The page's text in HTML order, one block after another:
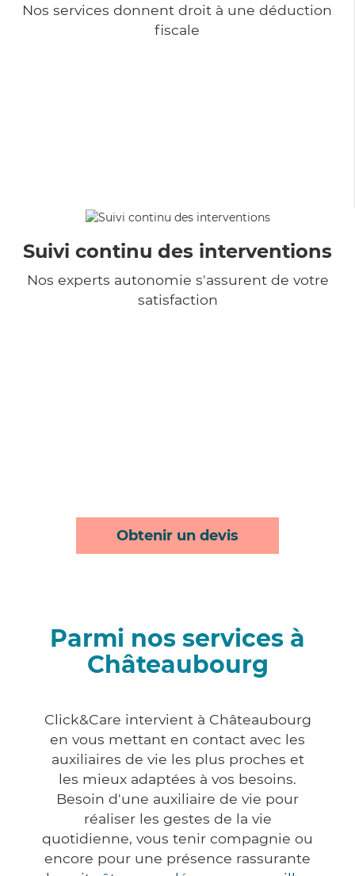
Nos services donnent droit à une déduction
fiscale
Suivi continu des interventions
Nos experts autonomie s'assurent de votre
satisfaction
Obtenir un devis
Parmi nos services à
Châteaubourg
Click&Care intervient à Châteaubourg
en vous mettant en contact avec les
auxiliaires de vie les plus proches et
les mieux adaptées à vos besoins.
Besoin d'une auxiliaire de vie pour
réaliser les gestes de la vie
quotidienne, vous tenir compagnie ou
encore pour une présence rassurante